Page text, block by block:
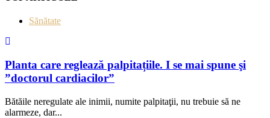
Sănătate
Planta care reglează palpitațiile. I se mai spune şi
”doctorul cardiacilor”
Bătăile neregulate ale inimii, numite palpitaţii, nu trebuie să ne
alarmeze, dar...